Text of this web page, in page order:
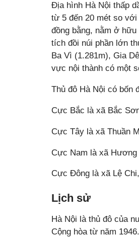
Địa hình Hà Nội thấp
từ 5 đến 20 mét so
đồng bằng, nằm ở
tích đồi núi phần lớn
Ba Vì (1.281m), Gia
vực nội thành có một
Thủ đô Hà Nội có bốn
Cực Bắc là xã Bắc
Cực Tây là xã Thuần
Cực Nam là xã
Cực Đông là xã Lệ
Lịch sử
Hà Nội là thủ đô của
Cộng hòa từ năm